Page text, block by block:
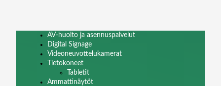
AV-huolto ja asennuspalvelut
Digital Signage
Videoneuvottelukamerat
Tietokoneet
Tabletit
Ammattinäytöt